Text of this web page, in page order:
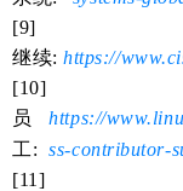
[9]
继续: https://
[10]
员
工:
https://
ss-contributor-
[11]